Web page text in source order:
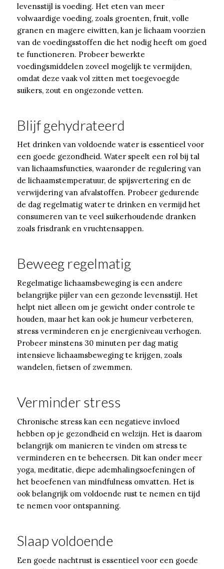
levensstijl is voeding. Het eten van meer
volwaardige voeding, zoals groenten, fruit, volle
granen en magere eiwitten, kan je lichaam voorzien
van de voedingsstoffen die het nodig heeft om goed
te functioneren. Probeer bewerkte
voedingsmiddelen zoveel mogelijk te vermijden,
omdat deze vaak vol zitten met toegevoegde
suikers, zout en ongezonde vetten.
Blijf gehydrateerd
Het drinken van voldoende water is essentieel voor
een goede gezondheid. Water speelt een rol bij tal
van lichaamsfuncties, waaronder de regulering van
de lichaamstemperatuur, de spijsvertering en de
verwijdering van afvalstoffen. Probeer gedurende
de dag regelmatig water te drinken en vermijd het
consumeren van te veel suikerhoudende dranken
zoals frisdrank en vruchtensappen.
Beweeg regelmatig
Regelmatige lichaamsbeweging is een andere
belangrijke pijler van een gezonde levensstijl. Het
helpt niet alleen om je gewicht onder controle te
houden, maar het kan ook je humeur verbeteren,
stress verminderen en je energieniveau verhogen.
Probeer minstens 30 minuten per dag matig
intensieve lichaamsbeweging te krijgen, zoals
wandelen, fietsen of zwemmen.
Verminder stress
Chronische stress kan een negatieve invloed
hebben op je gezondheid en welzijn. Het is daarom
belangrijk om manieren te vinden om stress te
verminderen en te beheersen. Dit kan onder meer
yoga, meditatie, diepe ademhalingsoefeningen of
het beoefenen van mindfulness omvatten. Het is
ook belangrijk om voldoende rust te nemen en tijd
te nemen voor ontspanning.
Slaap voldoende
Een goede nachtrust is essentieel voor een goede